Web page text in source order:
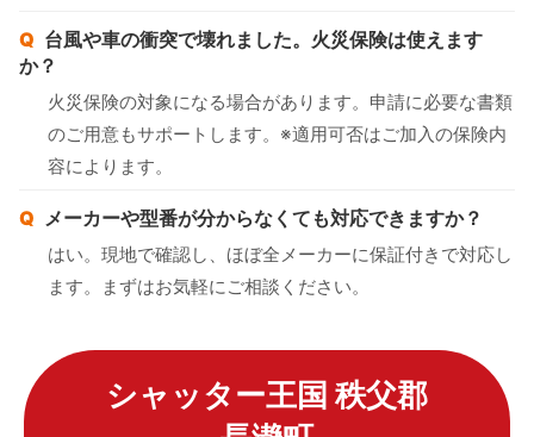
台風や車の衝突で壊れました。火災保険は使えます
か？
火災保険の対象になる場合があります。申請に必要な書類
のご用意もサポートします。※適用可否はご加入の保険内
容によります。
メーカーや型番が分からなくても対応できますか？
はい。現地で確認し、ほぼ全メーカーに保証付きで対応し
ます。まずはお気軽にご相談ください。
シャッター王国 秩父郡